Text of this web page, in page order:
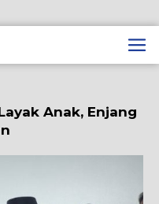
Anak, Enjang